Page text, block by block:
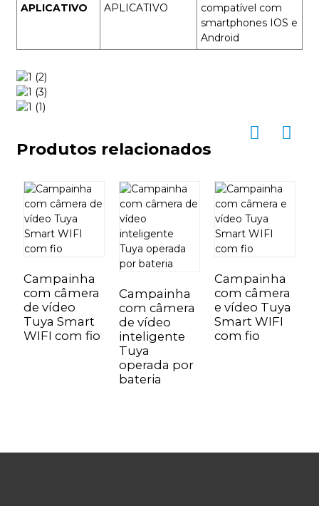
APLICATIVO APLICATIVO
compatível com
smartphones IOS e
Android
Produtos relacionados
Campainha
com câmera
de vídeo
Tuya Smart
WIFI com fio
Campainha
com câmera
de vídeo
inteligente
Tuya
operada por
bateria
Campainha
com câmera
e vídeo Tuya
Smart WIFI
com fio